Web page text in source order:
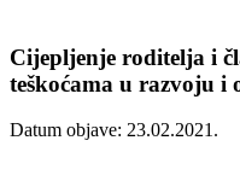
Cijepljenje roditelja i
teškoćama u razvoju i
Datum objave: 23.02.2021.